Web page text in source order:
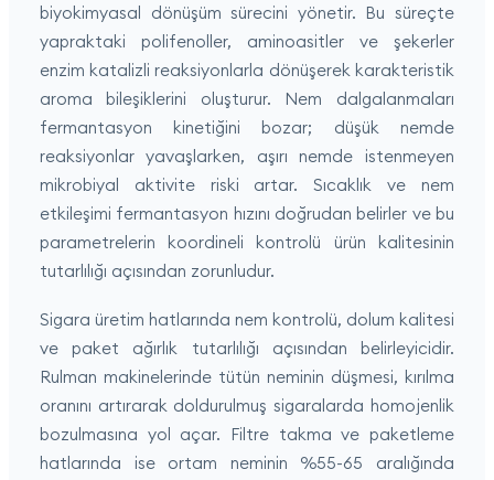
biyokimyasal dönüşüm sürecini yönetir. Bu süreçte
yapraktaki polifenoller, aminoasitler ve şekerler
enzim katalizli reaksiyonlarla dönüşerek karakteristik
aroma bileşiklerini oluşturur. Nem dalgalanmaları
fermantasyon kinetiğini bozar; düşük nemde
reaksiyonlar yavaşlarken, aşırı nemde istenmeyen
mikrobiyal aktivite riski artar. Sıcaklık ve nem
etkileşimi fermantasyon hızını doğrudan belirler ve bu
parametrelerin koordineli kontrolü ürün kalitesinin
tutarlılığı açısından zorunludur.
Sigara üretim hatlarında nem kontrolü, dolum kalitesi
ve paket ağırlık tutarlılığı açısından belirleyicidir.
Rulman makinelerinde tütün neminin düşmesi, kırılma
oranını artırarak doldurulmuş sigaralarda homojenlik
bozulmasına yol açar. Filtre takma ve paketleme
hatlarında ise ortam neminin %55-65 aralığında